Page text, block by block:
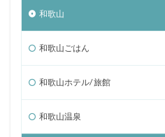
和歌山
和歌山ごはん
和歌山ホテル/ 旅館
和歌山温泉